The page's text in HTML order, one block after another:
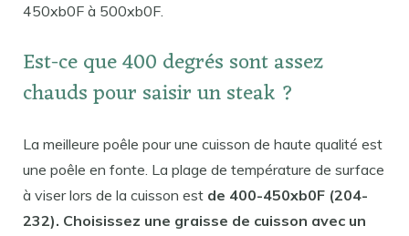
450xb0F à 500xb0F.
Est-ce que 400 degrés sont assez
chauds pour saisir un steak ?
La meilleure poêle pour une cuisson de haute qualité est
une poêle en fonte. La plage de température de surface
à viser lors de la cuisson est de 400-450xb0F (204-
232). Choisissez une graisse de cuisson avec un